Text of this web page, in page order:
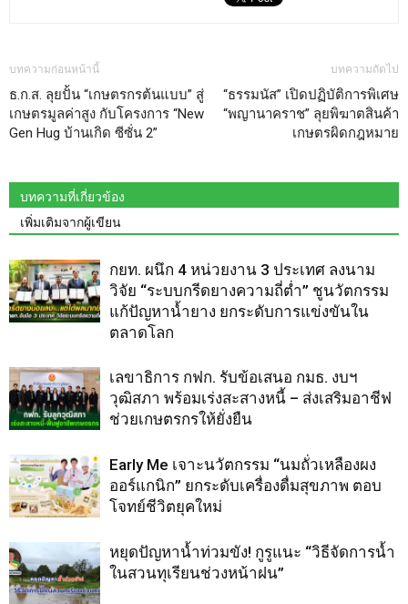
บทความก่อนหน้านี้
ธ.ก.ส. ลุยปั้น “เกษตรกรต้นแบบ” สู่
เกษตรมูลค่าสูง กับโครงการ “New
Gen Hug บ้านเกิด ซีซั่น 2”
บทความถัดไป
“ธรรมนัส” เปิดปฏิบัติการพิเศษ
“พญานาคราช” ลุยพิฆาตสินค้า
เกษตรผิดกฎหมาย
บทความที่เกี่ยวข้อง
เพิ่มเติมจากผู้เขียน
กยท. ผนึก 4 หน่วยงาน 3 ประเทศ ลงนาม
วิจัย “ระบบกรีดยางความถี่ต่ำ” ชูนวัตกรรม
แก้ปัญหาน้ำยาง ยกระดับการแข่งขันใน
ตลาดโลก
เลขาธิการ กฟก. รับข้อเสนอ กมธ. งบฯ
วุฒิสภา พร้อมเร่งสะสางหนี้ – ส่งเสริมอาชีฟ
ช่วยเกษตรกรให้ยั่งยืน
Early Me เจาะนวัตกรรม “นมถั่วเหลืองผง
ออร์แกนิก” ยกระดับเครื่องดื่มสุขภาพ ตอบ
โจทย์ชีวิตยุคใหม่
หยุดปัญหาน้ำท่วมขัง! กูรูแนะ “วิธีจัดการน้ำ
ในสวนทุเรียนช่วงหน้าฝน”